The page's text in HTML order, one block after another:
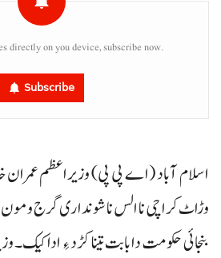
directly on you device, subscribe now.
Subscribe
اسلام آباد (اے پی پی) وزیراعظم
وڑاٹ کراچی نا الس نا شونداری گرج و
بنجائی حکومت دا بابت تینا کڑد ءِ ادا